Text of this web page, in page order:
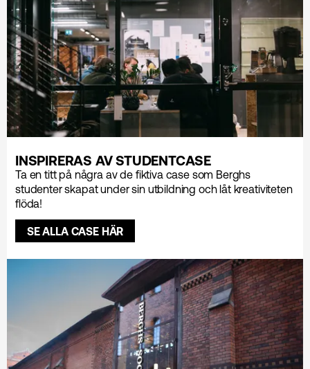
INSPIRERAS AV STUDENTCASE
Ta en titt på några av de fiktiva case som Berghs
studenter skapat under sin utbildning och låt kreativiteten
flöda!
SE ALLA CASE HÄR